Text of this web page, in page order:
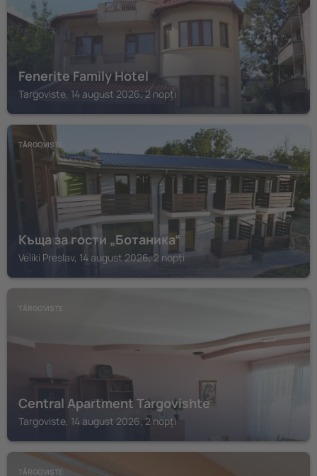
Fenerite Family Hotel
Targoviste, 14 august 2026, 2 nopți
TĂRGOVIȘTE
Къща за гости „Ботаника“
Veliki Preslav, 14 august 2026, 2 nopți
TĂRGOVIȘTE
Central Apartment Targovishte
Targoviste, 14 august 2026, 2 nopți
TĂRGOVIȘTE